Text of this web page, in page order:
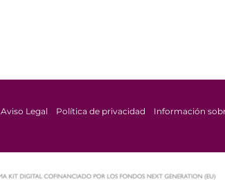
Aviso Legal Política de privacidad Información